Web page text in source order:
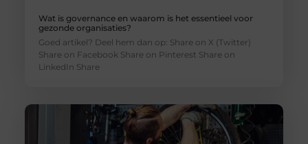
Wat is governance en waarom is het essentieel voor
gezonde organisaties?
Goed artikel? Deel hem dan op: Share on X (Twitter)
Share on Facebook Share on Pinterest Share on
LinkedIn Share